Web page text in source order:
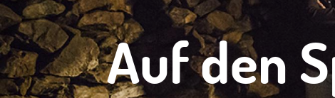
Auf den